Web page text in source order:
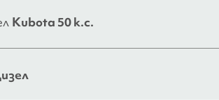
Kubota 50 к.с.